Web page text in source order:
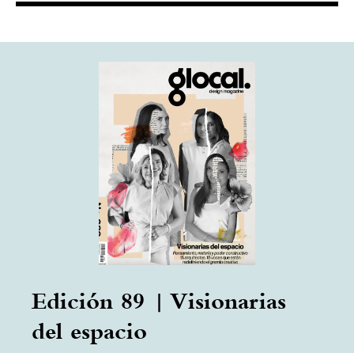
Edición 89 | Visionarias
del espacio